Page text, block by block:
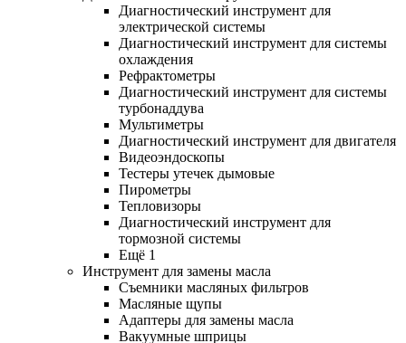
Диагностический инструмент для
электрической системы
Диагностический инструмент для системы
охлаждения
Рефрактометры
Диагностический инструмент для системы
турбонаддува
Мультиметры
Диагностический инструмент для двигателя
Видеоэндоскопы
Тестеры утечек дымовые
Пирометры
Тепловизоры
Диагностический инструмент для
тормозной системы
Ещё 1
Инструмент для замены масла
Съемники масляных фильтров
Масляные щупы
Адаптеры для замены масла
Вакуумные шприцы